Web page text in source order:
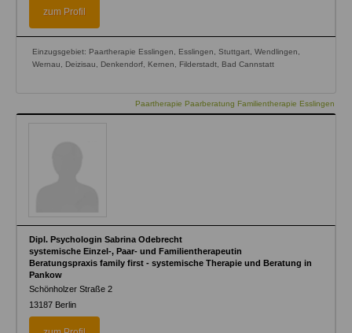
zum Profil
Einzugsgebiet: Paartherapie Esslingen, Esslingen, Stuttgart, Wendlingen,
Wernau, Deizisau, Denkendorf, Kernen, Filderstadt, Bad Cannstatt
Paartherapie Paarberatung Familientherapie Esslingen
Dipl. Psychologin Sabrina Odebrecht
systemische Einzel-, Paar- und Familientherapeutin
Beratungspraxis family first - systemische Therapie und Beratung in
Pankow
Schönholzer Straße 2
13187 Berlin